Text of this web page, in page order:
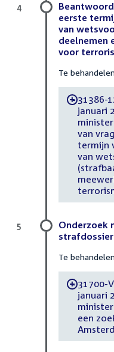
eerste
van
deelnemen
voor
Te
-31386-
januari
van
termijn
van
4
Onderzoek
strafdossier
Te
-31700-
januari
een
5